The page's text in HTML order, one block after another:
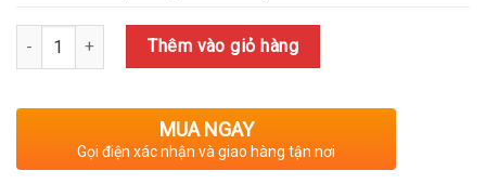
Số lượng Thêm vào giỏ hàng
MUA NGAY
Gọi điện xác nhận và giao hàng tận nơi